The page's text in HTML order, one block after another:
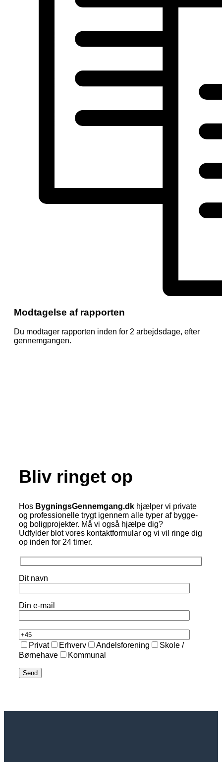
Modtagelse af rapporten
Du modtager rapporten inden for 2 arbejdsdage, efter
gennemgangen.
Bliv ringet op
Hos BygningsGennemgang.dk hjælper vi private
og professionelle trygt igennem alle typer af bygge-
og boligprojekter. Må vi også hjælpe dig?
Udfylder blot vores kontaktformular og vi vil ringe dig
op inden for 24 timer.
Dit navn
Din e-mail
Privat Erhverv Andelsforening
Skole /
Børnehave
Kommunal